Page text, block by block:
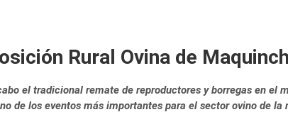
Rural Ovina de
el tradicional remate de reproductores y borregas en el
de los eventos más importantes para el sector ovino de la